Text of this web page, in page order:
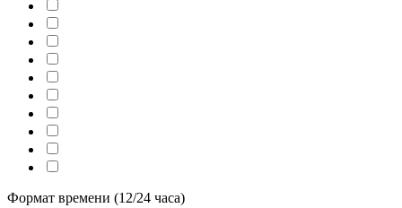
Формат времени (12/24 часа)